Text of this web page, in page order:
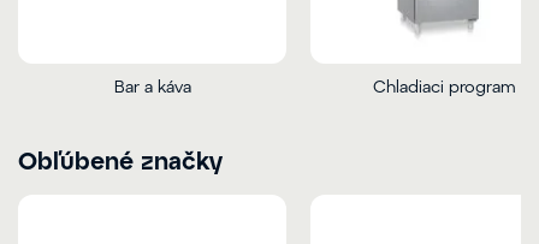
Bar a káva Chladiaci program
Obľúbené značky